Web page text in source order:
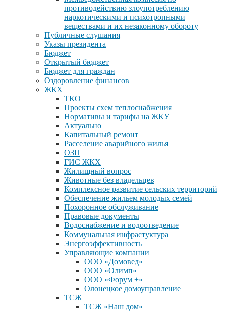
противодействию злоупотреблению
наркотическими и психотропными
веществами и их незаконному обороту
Публичные слушания
Указы президента
Бюджет
Открытый бюджет
Бюджет для граждан
Оздоровление финансов
ЖКХ
ТКО
Проекты схем теплоснабжения
Нормативы и тарифы на ЖКУ
Актуально
Капитальный ремонт
Расселение аварийного жилья
ОЗП
ГИС ЖКХ
Жилищный вопрос
Животные без владельцев
Комплексное развитие сельских территорий
Обеспечение жильем молодых семей
Похоронное обслуживание
Правовые документы
Водоснабжение и водоотведение
Коммунальная инфрастуктура
Энергоэффективность
Управляющие компании
ООО «Домовед»
ООО «Олимп»
ООО «Форум +»
Олонецкое домоуправление
ТСЖ
ТСЖ «Наш дом»